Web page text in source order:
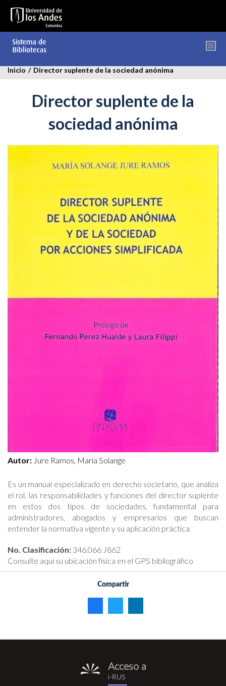
contenido
Inicio / Director suplente de la sociedad anónima
Director suplente de la
sociedad anónima
director_suplente_de_la_sociedad.jpg
Autor: Jure Ramos, María Solange
Es un manual especializado en derecho societario, que analiza
el rol, las responsabilidades y funciones del director suplente
en estos dos tipos de sociedades, fundamental para
administradores, abogados y empresarios que buscan
entender la normativa vigente y su aplicación práctica
No. Clasificación: 346.066 J862
Consulte aquí su ubicación física en el GPS bibliográfico
Compartir
i-
Acceso a
i-RUS